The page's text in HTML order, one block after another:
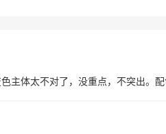
主体太不对了，没重点，不突出。